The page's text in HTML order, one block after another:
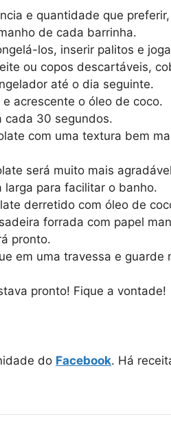
e quantidade que
de cada barrinha.
los, inserir palitos e
ou copos descartáveis,
até o dia seguinte.
acrescente o óleo de coco.
cada 30 segundos.
com uma textura bem
será muito mais
para facilitar o banho.
derretido com óleo de
forrada com papel
pronto.
em uma travessa e guarde
pronto! Fique a vontade!
do Facebook. Há